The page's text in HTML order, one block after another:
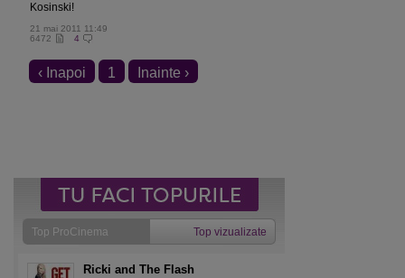
Kosinski!
21 mai 2011 11:49
6472
4
‹ Inapoi 1 Inainte ›
Top ProCinema Top vizualizate
Ricki and The Flash